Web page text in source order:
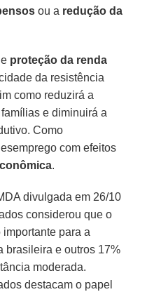
ou a redução da
proteção da renda
da resistência
como reduzirá a
e diminuirá a
Como
com efeitos
.
divulgada em 26/10
considerou que o
importante para a
brasileira e outros 17%
moderada.
destacam o papel